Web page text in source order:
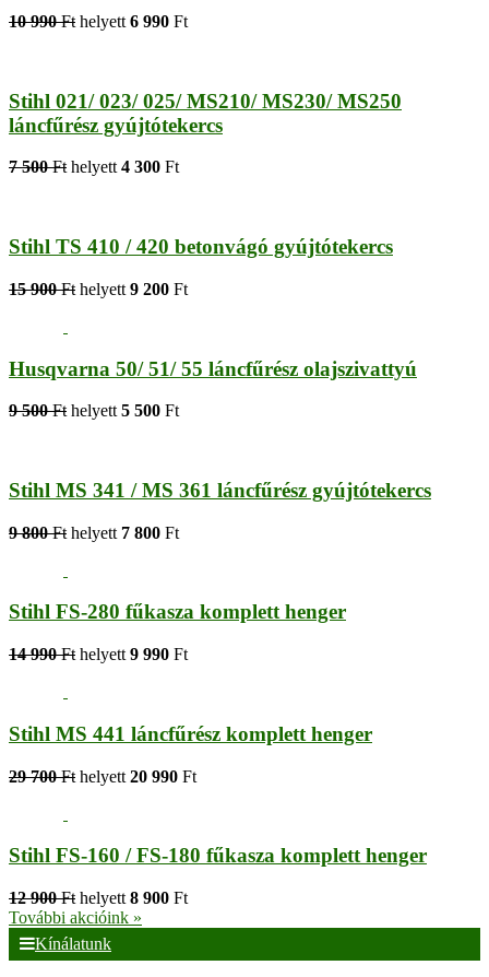
10 990 Ft helyett 6 990 Ft
Stihl 021/ 023/ 025/ MS210/ MS230/ MS250
láncfűrész gyújtótekercs
7 500 Fthelyett4 300 Ft
Stihl TS 410 / 420 betonvágó gyújtótekercs
15 900 Ft helyett 9 200 Ft
Husqvarna 50/ 51/ 55 láncfűrész olajszivattyú
9 500 Ft helyett 5 500 Ft
Stihl MS 341 / MS 361 láncfűrész gyújtótekercs
9 800 Ft helyett 7 800 Ft
Stihl FS-280 fűkasza komplett henger
14 990 Ft helyett 9 990 Ft
Stihl MS 441 láncfűrész komplett henger
29 700 Ft helyett 20 990 Ft
Stihl FS-160 / FS-180 fűkasza komplett henger
12 900 Ft helyett 8 900 Ft
További akcióink »
Kínálatunk